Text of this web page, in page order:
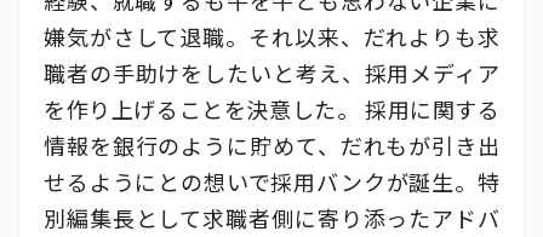
嫌気がさして退職。それ以来、だれよりも求
職者の手助けをしたいと考え、採用メディア
を作り上げることを決意した。 採用に関する
情報を銀行のように貯めて、だれもが引き出
せるようにとの想いで採用バンクが誕生。特
別編集長として求職者側に寄り添ったアドバ